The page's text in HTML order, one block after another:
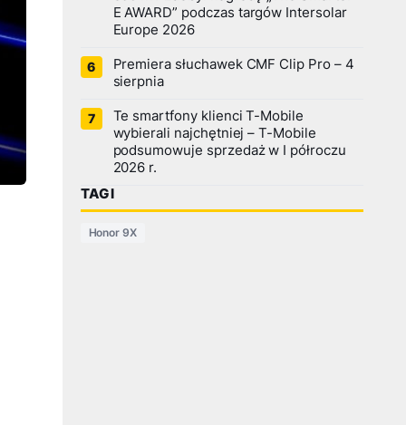
E AWARD” podczas targów Intersolar
Europe 2026
Premiera słuchawek CMF Clip Pro – 4
sierpnia
Te smartfony klienci T-Mobile
wybierali najchętniej – T-Mobile
podsumowuje sprzedaż w I półroczu
2026 r.
TAGI
Honor 9X